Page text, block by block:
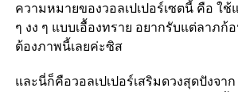
ความหมายของวอลเปเปอร์เซตนี้ คือ ใ
ๆ งง ๆ แบบเอื้องทราย อยากรับแต่ลาภก้
ต้องภาพนี้เลยค่ะซิส
และนี่ก็คือวอลเปเปอร์เสริมดวงสุดปังจาก